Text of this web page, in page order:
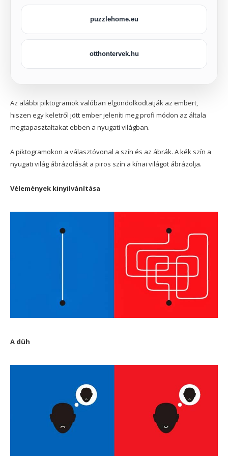
puzzlehome.eu
otthontervek.hu
Az alábbi piktogramok valóban elgondolkodtatják az embert,
hiszen egy keletről jött ember jeleníti meg profi módon az általa
megtapasztaltakat ebben a nyugati világban.
A piktogramokon a választóvonal a szín és az ábrák. A kék szín a
nyugati világ ábrázolását a piros szín a kínai világot ábrázolja.
Vélemények kinyilvánítása
A düh